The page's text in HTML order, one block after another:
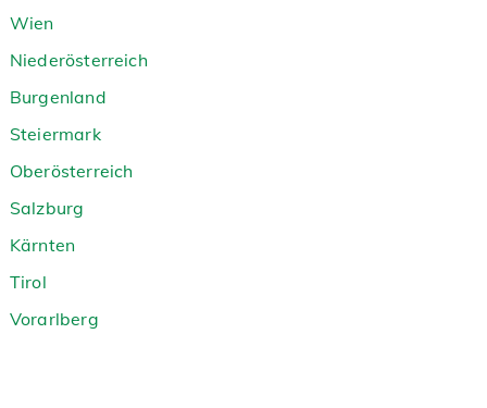
Wien
Niederösterreich
Burgenland
Steiermark
Oberösterreich
Salzburg
Kärnten
Tirol
Vorarlberg